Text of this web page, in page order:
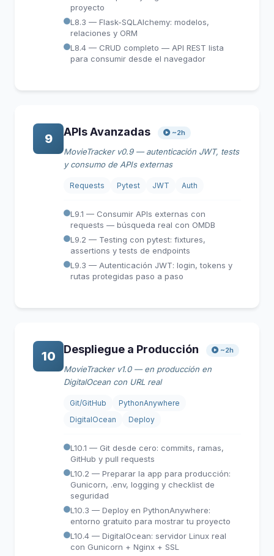
proyecto
L8.3 — Flask-SQLAlchemy: modelos,
relaciones y ORM
L8.4 — CRUD completo — API REST lista
para consumir desde el navegador
9 APIs Avanzadas ~2h
MovieTracker v0.9 — autenticación JWT, tests
y consumo de APIs externas
Requests Pytest JWT Auth
L9.1 — Consumir APIs externas con
requests — búsqueda real con OMDB
L9.2 — Testing con pytest: fixtures,
assertions y tests de endpoints
L9.3 — Autenticación JWT: login, tokens y
rutas protegidas paso a paso
10 Despliegue a Producción ~2h
MovieTracker v1.0 — en producción en
DigitalOcean con URL real
Git/GitHub
PythonAnywhere
DigitalOcean
Deploy
L10.1 — Git desde cero: commits, ramas,
GitHub y pull requests
L10.2 — Preparar la app para producción:
Gunicorn, .env, logging y checklist de
seguridad
L10.3 — Deploy en PythonAnywhere:
entorno gratuito para mostrar tu proyecto
L10.4 — DigitalOcean: servidor Linux real
con Gunicorn + Nginx + SSL